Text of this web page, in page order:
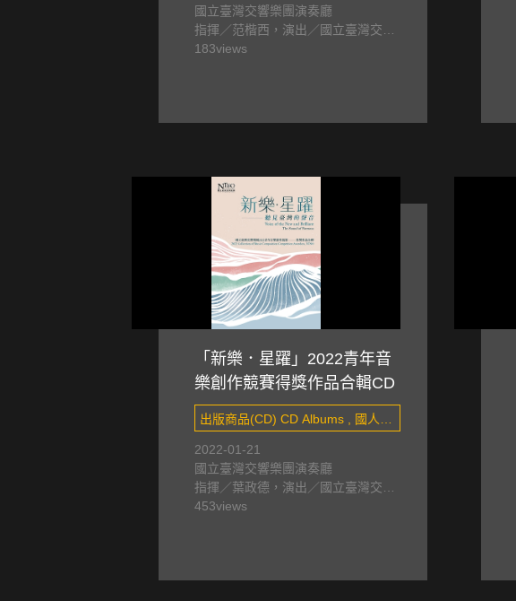
works
國立臺灣交響樂團演奏廳
指揮／范楷西，演出／國立臺灣交響
樂團
183views
「新樂．星躍」2022青年音
樂創作競賽得獎作品合輯CD
出版商品(CD) CD Albums , 國人創
作 Taiwanese composers&#x27;
works
2022-01-21
國立臺灣交響樂團演奏廳
指揮／葉政德，演出／國立臺灣交響
樂團
453views